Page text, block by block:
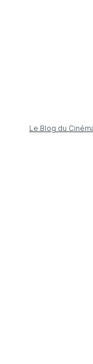
Le Blog du